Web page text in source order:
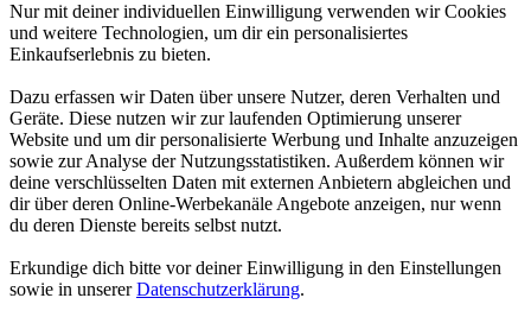
Nur mit deiner individuellen Einwilligung verwenden wir Cookies
und weitere Technologien, um dir ein personalisiertes
Einkaufserlebnis zu bieten.
Dazu erfassen wir Daten über unsere Nutzer, deren Verhalten und
Geräte. Diese nutzen wir zur laufenden Optimierung unserer
Website und um dir personalisierte Werbung und Inhalte anzuzeigen
sowie zur Analyse der Nutzungsstatistiken. Außerdem können wir
deine verschlüsselten Daten mit externen Anbietern abgleichen und
dir über deren Online-Werbekanäle Angebote anzeigen, nur wenn
du deren Dienste bereits selbst nutzt.
Erkundige dich bitte vor deiner Einwilligung in den Einstellungen
sowie in unsererDatenschutzerklärung.